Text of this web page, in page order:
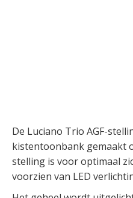
De Luciano Trio AGF-
kistentoonbank gemaakt
stelling is voor optimaal
voorzien van LED